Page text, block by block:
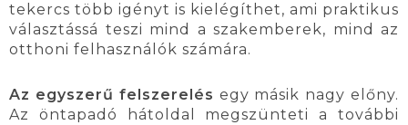
tekercs több igényt is kielégíthet, ami praktikus
választássá teszi mind a szakemberek, mind az
otthoni felhasználók számára.
Az egyszerű felszerelés egy másik nagy előny.
Az öntapadó hátoldal megszünteti a további